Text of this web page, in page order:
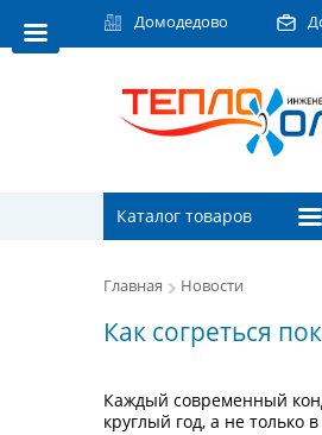
Домодедово
Каталог товаров
Главная Новости
Как согреться
Каждый современный
круглый год, а не